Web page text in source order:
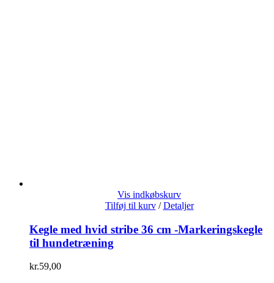
Vis indkøbskurv
Tilføj til kurv / Detaljer
Kegle med hvid stribe 36 cm -Markeringskegle
til hundetræning
kr.59,00